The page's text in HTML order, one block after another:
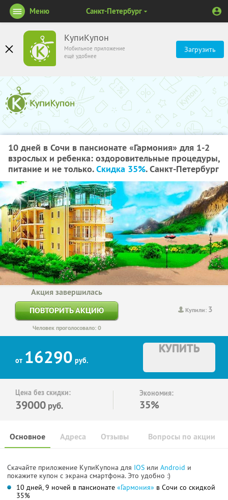
КупиКупон
Мобильное приложение
ещё удобнее
Загрузить
Меню Санкт-Петербург
10 дней в Сочи в пансионате «Гармония» для 1-2
взрослых и ребенка: оздоровительные процедуры,
питание и не только.Скидка 35%. Санкт-Петербург
Купили: 3
Акция завершилась
ПОВТОРИТЬ АКЦИЮ
Человек проголосовало: 0
от 16290 руб.
КУПИТЬ
Цена без скидки:
39000 руб.
Экономия:
35%
Основное Отзывы Вопросы по акции
Адреса
Скачайте приложение КупиКупона для IOS или Android и
покажите купон с экрана смартфона. Это удобно :)
10 дней, 9 ночей в пансионате «Гармония» в Сочи со скидкой
35%